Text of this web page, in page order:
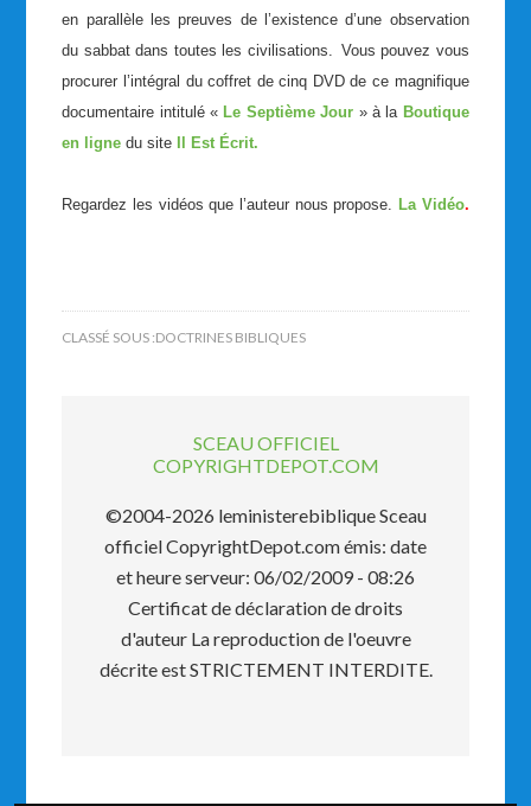
en parallèle les preuves de l’existence d’une observation
du sabbat dans toutes les civilisations. Vous pouvez vous
procurer l’intégral du coffret de cinq DVD de ce magnifique
documentaire intitulé « Le Septième Jour » à la Boutique
en ligne du site Il Est Écrit.
Regardez les vidéos que l’auteur nous propose. La Vidéo.
CLASSÉ SOUS :DOCTRINES BIBLIQUES
SCEAU OFFICIEL
COPYRIGHTDEPOT.COM
©2004-2026 leministerebiblique Sceau
officiel CopyrightDepot.com émis: date
et heure serveur: 06/02/2009 - 08:26
Certificat de déclaration de droits
d'auteur La reproduction de l'oeuvre
décrite est STRICTEMENT INTERDITE.